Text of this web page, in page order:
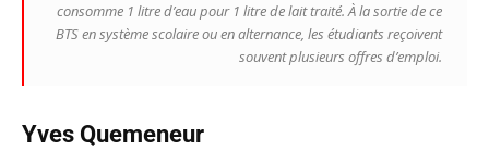
consomme 1 litre d’eau pour 1 litre de lait traité. À la sortie de ce
BTS en système scolaire ou en alternance, les étudiants reçoivent
souvent plusieurs offres d’emploi.
Yves Quemeneur